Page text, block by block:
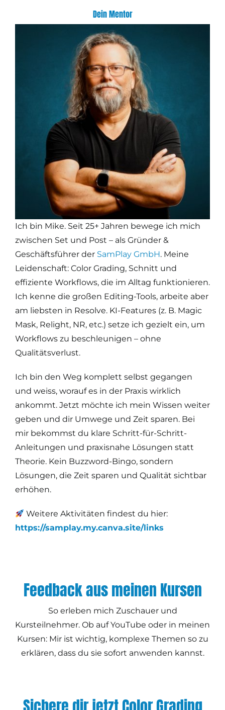
Dein M​entor
Ich bin Mike. Seit 25+ Jahren bewege ich mich
zwischen Set und Post – als Gründer &
Geschäftsführer der SamPlay GmbH. Meine
Leidenschaft: Color Grading, Schnitt und
effiziente Workflows, die im Alltag funktionieren.
Ich kenne die großen Editing-Tools, arbeite aber
am liebsten in Resolve. KI-Features (z. B. Magic
Mask, Relight, NR, etc.) setze ich gezielt ein, um
Workflows zu beschleunigen – ohne
Qualitätsverlust.
Ich bin den Weg komplett selbst gegangen
und weiss, worauf es in der Praxis wirklich
ankommt. Jetzt möchte ich mein Wissen weiter
geben und dir Umwege und Zeit sparen. Bei
mir bekommst du klare Schritt-für-Schritt-
Anleitungen und praxisnahe Lösungen statt
Theorie. Kein Buzzword-Bingo, sondern
Lösungen, die Zeit sparen und Qualität sichtbar
erhöhen.
Weitere Aktivitäten findest du hier:
https://samplay.my.canva.site/links
Feedback aus meinen Kursen
So erleben mich Zuschauer und
Kursteilnehmer. Ob auf YouTube oder in meinen
Kursen: Mir ist wichtig, komplexe Themen so zu
erklären, dass du sie sofort anwenden kannst.